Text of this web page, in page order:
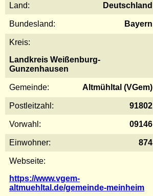
Land: Deutschland
Bundesland: Bayern
Kreis:
Landkreis Weißenburg-
Gunzenhausen
Gemeinde: Altmühltal (VGem)
Postleitzahl: 91802
Vorwahl: 09146
Einwohner: 874
Webseite:
https://www.vgem-
altmuehltal.de/gemeinde-meinheim